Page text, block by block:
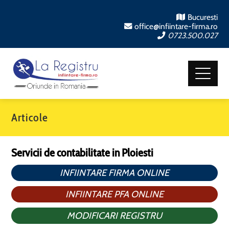
Bucuresti
office@infiintare-firma.ro
0723.500.027
Articole
Servicii de contabilitate in Ploiesti
INFIINTARE FIRMA ONLINE
INFIINTARE PFA ONLINE
MODIFICARI REGISTRU